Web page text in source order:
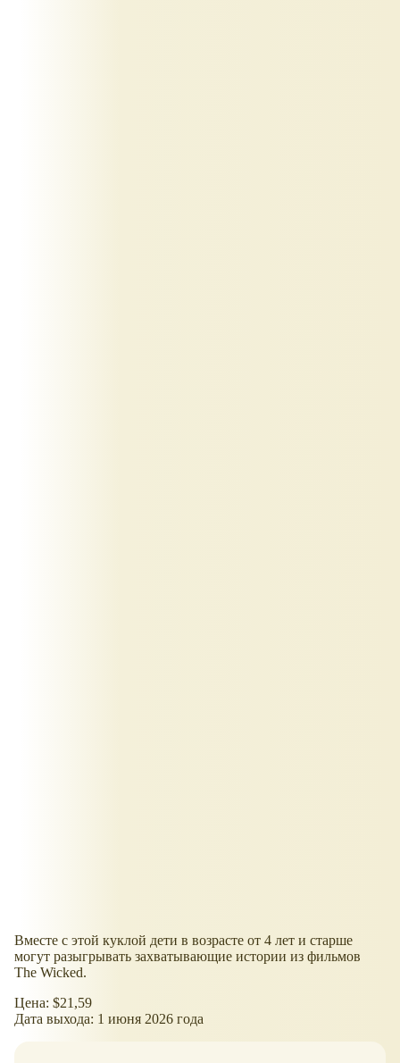
Вместе с этой куклой дети в возрасте от 4 лет и старше
могут разыгрывать захватывающие истории из фильмов
The Wicked.
Цена: $21,59
Дата выхода: 1 июня 2026 года